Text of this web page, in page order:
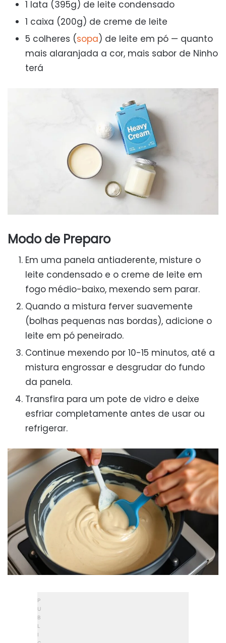
1 lata (395g) de leite condensado
1 caixa (200g) de creme de leite
5 colheres (sopa) de leite em pó — quanto
mais alaranjada a cor, mais sabor de Ninho
terá
Modo de Preparo
Em uma panela antiaderente, misture o
leite condensado e o creme de leite em
fogo médio-baixo, mexendo sem parar.
Quando a mistura ferver suavemente
(bolhas pequenas nas bordas), adicione o
leite em pó peneirado.
Continue mexendo por 10-15 minutos, até a
mistura engrossar e desgrudar do fundo
da panela.
Transfira para um pote de vidro e deixe
esfriar completamente antes de usar ou
refrigerar.